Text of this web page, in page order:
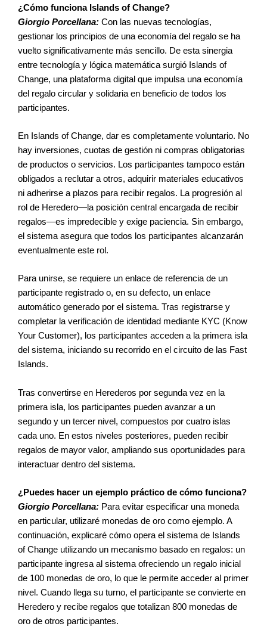
¿Cómo funciona Islands of Change?
Giorgio Porcellana: Con las nuevas tecnologías,
gestionar los principios de una economía del regalo se ha
vuelto significativamente más sencillo. De esta sinergia
entre tecnología y lógica matemática surgió Islands of
Change, una plataforma digital que impulsa una economía
del regalo circular y solidaria en beneficio de todos los
participantes.
En Islands of Change, dar es completamente voluntario. No
hay inversiones, cuotas de gestión ni compras obligatorias
de productos o servicios. Los participantes tampoco están
obligados a reclutar a otros, adquirir materiales educativos
ni adherirse a plazos para recibir regalos. La progresión al
rol de Heredero—la posición central encargada de recibir
regalos—es impredecible y exige paciencia. Sin embargo,
el sistema asegura que todos los participantes alcanzarán
eventualmente este rol.
Para unirse, se requiere un enlace de referencia de un
participante registrado o, en su defecto, un enlace
automático generado por el sistema. Tras registrarse y
completar la verificación de identidad mediante KYC (Know
Your Customer), los participantes acceden a la primera isla
del sistema, iniciando su recorrido en el circuito de las Fast
Islands.
Tras convertirse en Herederos por segunda vez en la
primera isla, los participantes pueden avanzar a un
segundo y un tercer nivel, compuestos por cuatro islas
cada uno. En estos niveles posteriores, pueden recibir
regalos de mayor valor, ampliando sus oportunidades para
interactuar dentro del sistema.
¿Puedes hacer un ejemplo práctico de cómo funciona?
Giorgio Porcellana: Para evitar especificar una moneda
en particular, utilizaré monedas de oro como ejemplo. A
continuación, explicaré cómo opera el sistema de Islands
of Change utilizando un mecanismo basado en regalos: un
participante ingresa al sistema ofreciendo un regalo inicial
de 100 monedas de oro, lo que le permite acceder al primer
nivel. Cuando llega su turno, el participante se convierte en
Heredero y recibe regalos que totalizan 800 monedas de
oro de otros participantes.